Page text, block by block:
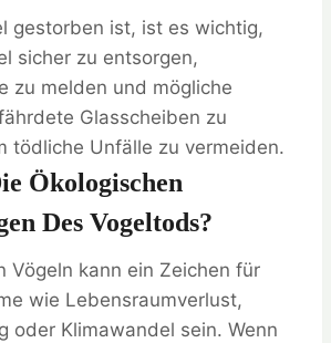
gestorben ist, ist es wichtig,
sicher zu entsorgen,
zu melden und mögliche
Glasscheiben zu
tödliche Unfälle zu vermeiden.
Ökologischen
Des Vogeltods?
Vögeln kann ein Zeichen für
wie Lebensraumverlust,
oder Klimawandel sein. Wenn